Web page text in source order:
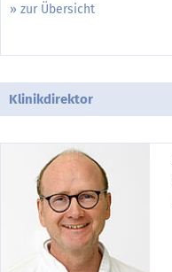
» zur Übersicht
Klinikdirektor